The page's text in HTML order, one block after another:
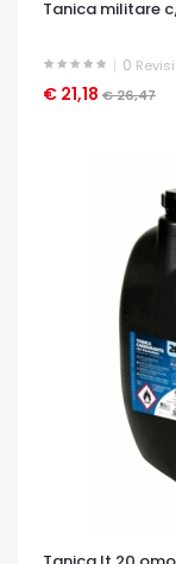
Tanica militare
0
€ 21,18 € 26,47
OCCHIATA VELOCE